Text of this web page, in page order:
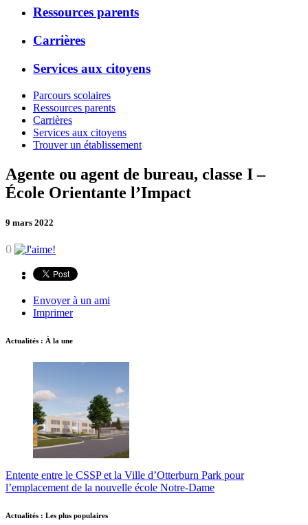
Ressources parents
Carrières
Services aux citoyens
Parcours scolaires
Ressources parents
Carrières
Services aux citoyens
Trouver un établissement
Agente ou agent de bureau, classe I –
École Orientante l’Impact
9 mars 2022
0
Envoyer à un ami
Imprimer
Actualités : À la une
Entente entre le CSSP et la Ville d’Otterburn Park pour
l’emplacement de la nouvelle école Notre-Dame
Actualités : Les plus populaires